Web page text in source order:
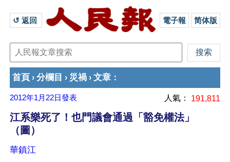
↺ 返回 電子報 简体版
首頁 › 分欄目 › 災禍 › 文章 ：
2012年1月22日發表 人氣： 191,811
江系樂死了！也門議會通過「豁免權法」
（圖）
華鎮江